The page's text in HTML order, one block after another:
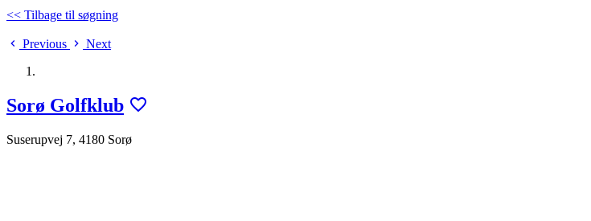
<< Tilbage til søgning
Previous Next
Sorø Golfklub
Suserupvej 7, 4180 Sorø